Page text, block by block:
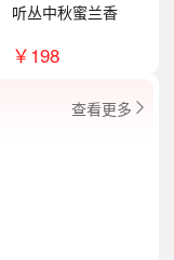
听丛中秋蜜兰香
￥198
查看更多 